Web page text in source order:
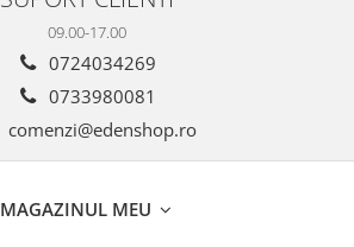
09.00-17.00
0724034269
0733980081
comenzi@edenshop.ro
MAGAZINUL MEU